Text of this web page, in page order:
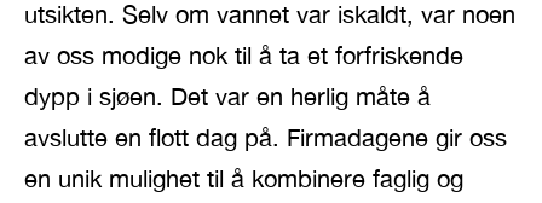
utsikten. Selv om vannet var iskaldt, var noen
av oss modige nok til å ta et forfriskende
dypp i sjøen. Det var en herlig måte å
avslutte en flott dag på. Firmadagene gir oss
en unik mulighet til å kombinere faglig og